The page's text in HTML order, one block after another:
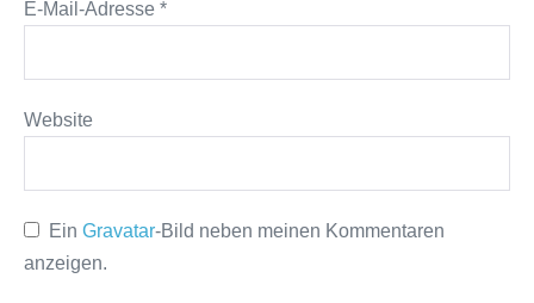
E-Mail-Adresse *
Website
EinGravatar-Bild neben meinen Kommentaren
anzeigen.